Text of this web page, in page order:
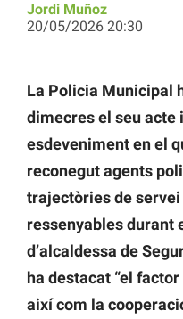
Jordi Muñoz
20/05/2026 20:30
La Policia Municipal
dimecres el seu acte
esdeveniment en el
reconegut agents
trajectòries de
ressenyables durant
d’alcaldessa de
ha destacat “el
així com la